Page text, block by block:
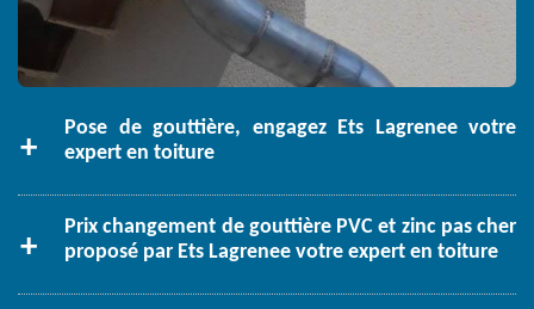
Pose de gouttière, engagez Ets Lagrenee votre
expert en toiture
Prix changement de gouttière PVC et zinc pas cher
proposé par Ets Lagrenee votre expert en toiture